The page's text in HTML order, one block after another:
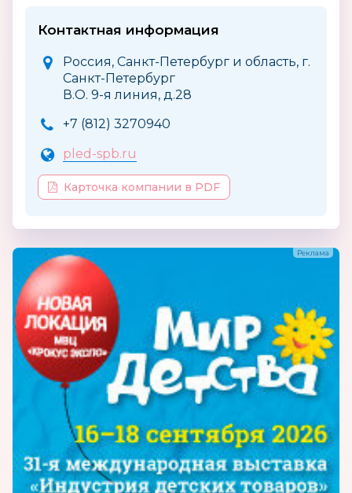
Контактная информация
Россия, Санкт-Петербург и область, г.
Санкт-Петербург
В.О. 9-я линия, д.28
+7 (812) 3270940
pled-spb.ru
Карточка компании в PDF